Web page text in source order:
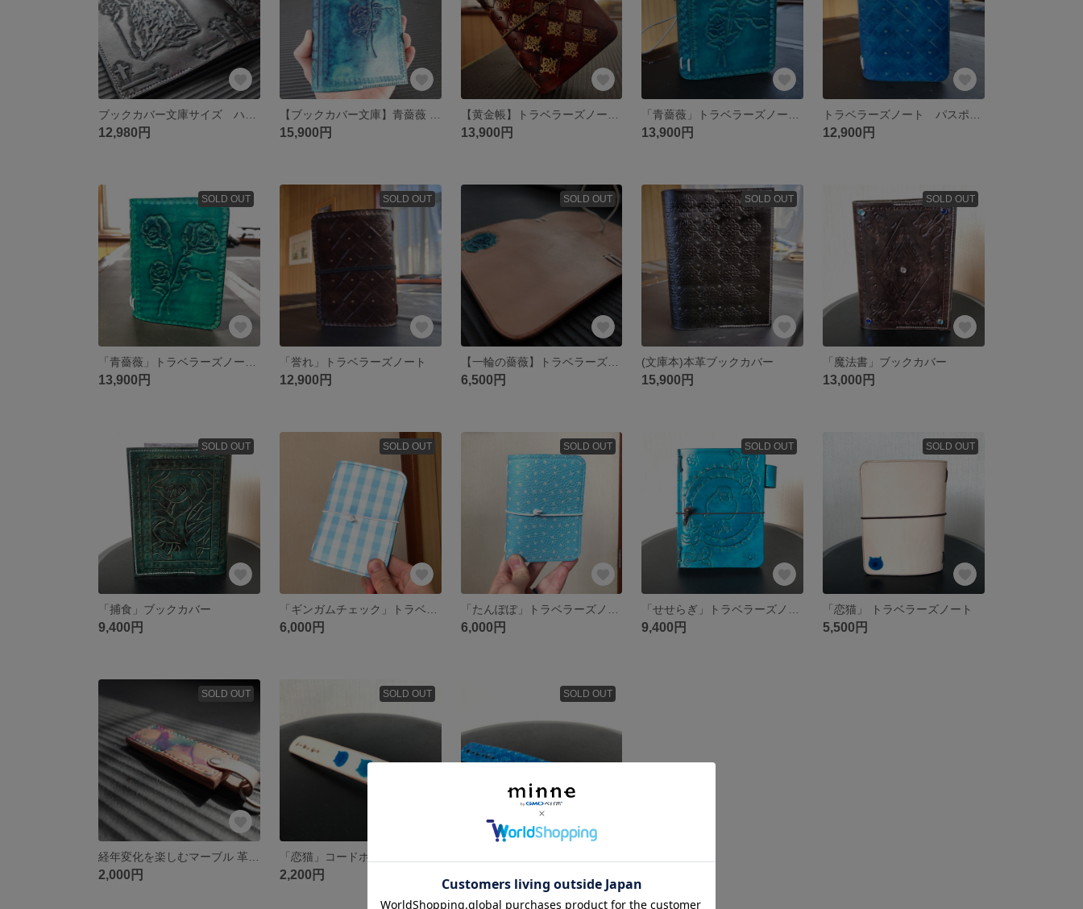
12,980円 15,900円 13,900円 13,900円 12,900円
SOLD OUT
13,900円
SOLD OUT
「誉れ」トラベラーズノート
12,900円
SOLD OUT
【一輪の薔薇】トラベラーズノートパスポートサイズ
6,500円
SOLD OUT
(文庫本)本革ブックカバー
15,900円
SOLD OUT
「魔法書」ブックカバー
13,000円
SOLD OUT
「捕食」ブックカバー
9,400円
SOLD OUT
6,000円
SOLD OUT
6,000円
SOLD OUT
9,400円
SOLD OUT
「恋猫」 トラベラーズノート
5,500円
SOLD OUT
2,000円
SOLD OUT
「恋猫」コードホルダー
2,200円
SOLD OUT